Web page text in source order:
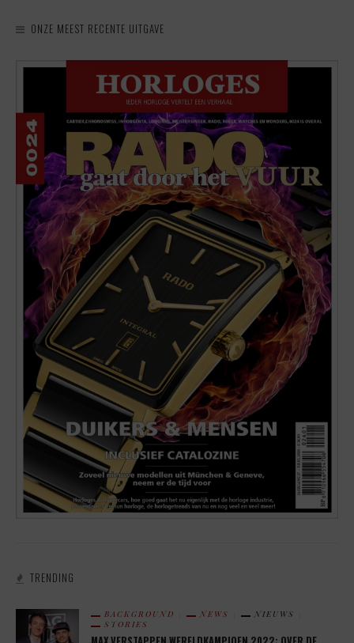
ONZE MEEST RECENTE UITGAVE
TRENDING
BACKGROUND NEWS
NIEUWS
STORIES